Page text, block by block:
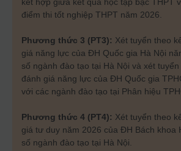
điểm thi tốt nghiệp THPT năm 2026.
Phương thức 3 (PT3): Xét tuyển theo
giá năng lực của ĐH Quốc gia Hà Nội
số ngành đào tạo tại Hà Nội và xét
đánh giá năng lực của ĐH Quốc gia
với các ngành đào tạo tại Phân hiệu
Phương thức 4 (PT4): Xét tuyển theo
giá tư duy năm 2026 của ĐH Bách khoa
số ngành đào tạo tại Hà Nội.